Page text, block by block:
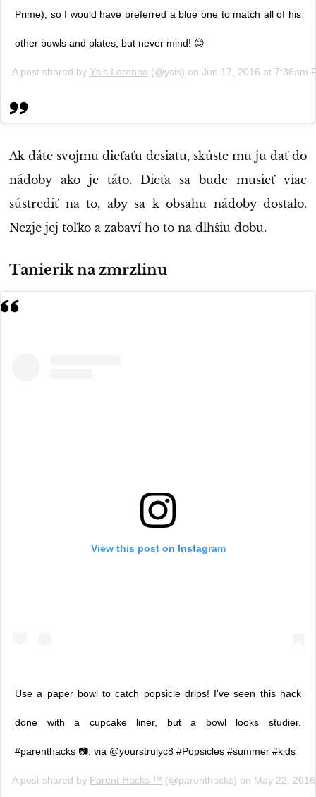
Prime), so I would have preferred a blue one to match all of his
other bowls and plates, but never mind! 😊
A post shared by Ysis Lorenna (@ysis) on Jun 17, 2016 at 7:36am
Ak dáte svojmu dieťaťu desiatu, skúste mu ju dať do
nádoby ako je táto. Dieťa sa bude musieť viac
sústrediť na to, aby sa k obsahu nádoby dostalo.
Nezje jej toľko a zabaví ho to na dlhšiu dobu.
Tanierik na zmrzlinu
View this post on Instagram
Use a paper bowl to catch popsicle drips! I've seen this hack
done with a cupcake liner, but a bowl looks studier.
#parenthacks 📷: via @yourstrulyc8 #Popsicles #summer #kids
A post shared by Parent Hacks ™️ (@parenthacks) on May 22,